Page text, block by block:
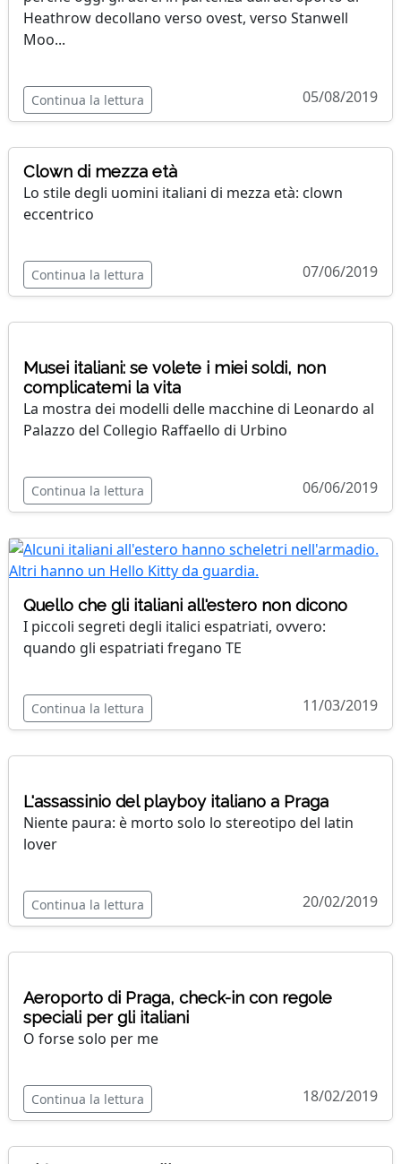
Heathrow decollano verso ovest, verso Stanwell
Moo...
Continua la lettura 05/08/2019
Clown di mezza età
Lo stile degli uomini italiani di mezza età: clown
eccentrico
Continua la lettura 07/06/2019
Musei italiani: se volete i miei soldi, non
complicatemi la vita
La mostra dei modelli delle macchine di Leonardo al
Palazzo del Collegio Raffaello di Urbino
Continua la lettura 06/06/2019
Quello che gli italiani all'estero non dicono
I piccoli segreti degli italici espatriati, ovvero:
quando gli espatriati fregano TE
Continua la lettura 11/03/2019
L'assassinio del playboy italiano a Praga
Niente paura: è morto solo lo stereotipo del latin
lover
Continua la lettura 20/02/2019
Aeroporto di Praga, check-in con regole
speciali per gli italiani
O forse solo per me
Continua la lettura 18/02/2019